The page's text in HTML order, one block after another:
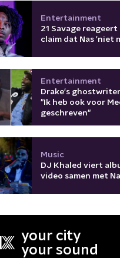
Entertainment
21 Savage
claim dat Nas 'niet
Entertainment
Drake's
"Ik heb ook voor
geschreven"
Music
DJ Khaled viert
video samen met
your city
your sound